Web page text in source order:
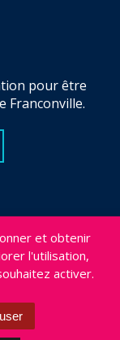
et obtenir
l'utilisation,
activer.
pour être
Franconville.